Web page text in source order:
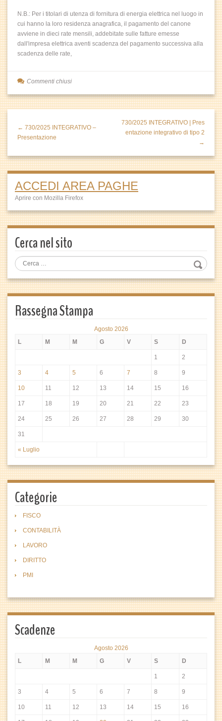
N.B.: Per i titolari di utenza di fornitura di energia elettrica nel luogo in
cui hanno la loro residenza anagrafica, il pagamento del canone
avviene in dieci rate mensili, addebitate sulle fatture emesse
dall'impresa elettrica aventi scadenza del pagamento successiva alla
scadenza delle rate,
Commenti chiusi
← 730/2025 INTEGRATIVO –
Presentazione
730/2025 INTEGRATIVO | Pres
entazione integrativo di tipo 2
→
ACCEDI AREA PAGHE
Aprire con Mozilla Firefox
Cerca nel sito
Rassegna Stampa
Agosto 2026
L
M M G V S D
« Luglio
1 2
3 4 5 6 7 8 9
10 11 12 13 14 15 16
17 18 19 20 21 22 23
24 25 26 27 28 29 30
31
Categorie
FISCO
CONTABILITÀ
LAVORO
DIRITTO
PMI
Scadenze
Agosto 2026
L
M M G V S D
1 2
3 4 5 6 7 8 9
10 11 12 13 14 15 16